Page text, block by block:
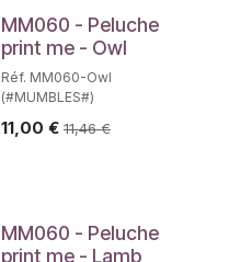
MM060 - Peluche
print me - Owl
Réf. MM060-Owl
(#MUMBLES#)
11,00 € 11,46€
MM060 - Peluche
print me - Lamb